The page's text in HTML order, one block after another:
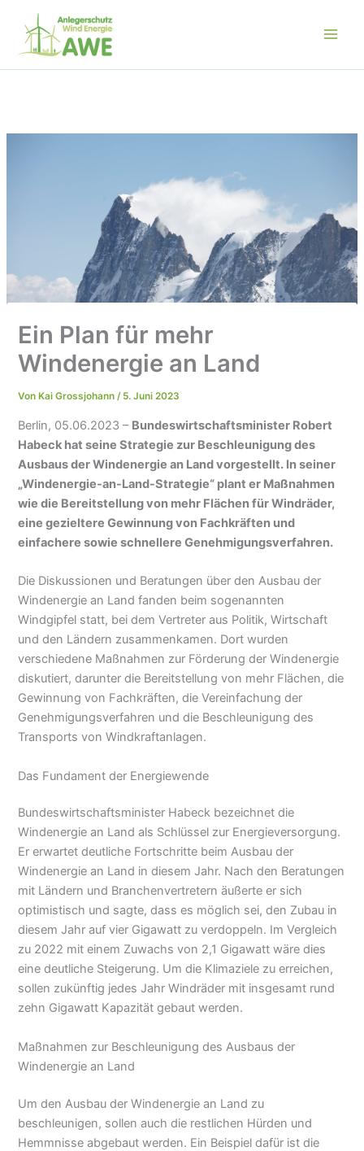
Inhalt
springen
Ein Plan für mehr
Windenergie an Land
Von Kai Grossjohann/ 5. Juni 2023
Berlin, 05.06.2023 – Bundeswirtschaftsminister Robert
Habeck hat seine Strategie zur Beschleunigung des
Ausbaus der Windenergie an Land vorgestellt. In seiner
„Windenergie-an-Land-Strategie“ plant er Maßnahmen
wie die Bereitstellung von mehr Flächen für Windräder,
eine gezieltere Gewinnung von Fachkräften und
einfachere sowie schnellere Genehmigungsverfahren.
Die Diskussionen und Beratungen über den Ausbau der
Windenergie an Land fanden beim sogenannten
Windgipfel statt, bei dem Vertreter aus Politik, Wirtschaft
und den Ländern zusammenkamen. Dort wurden
verschiedene Maßnahmen zur Förderung der Windenergie
diskutiert, darunter die Bereitstellung von mehr Flächen, die
Gewinnung von Fachkräften, die Vereinfachung der
Genehmigungsverfahren und die Beschleunigung des
Transports von Windkraftanlagen.
Das Fundament der Energiewende
Bundeswirtschaftsminister Habeck bezeichnet die
Windenergie an Land als Schlüssel zur Energieversorgung.
Er erwartet deutliche Fortschritte beim Ausbau der
Windenergie an Land in diesem Jahr. Nach den Beratungen
mit Ländern und Branchenvertretern äußerte er sich
optimistisch und sagte, dass es möglich sei, den Zubau in
diesem Jahr auf vier Gigawatt zu verdoppeln. Im Vergleich
zu 2022 mit einem Zuwachs von 2,1 Gigawatt wäre dies
eine deutliche Steigerung. Um die Klimaziele zu erreichen,
sollen zukünftig jedes Jahr Windräder mit insgesamt rund
zehn Gigawatt Kapazität gebaut werden.
Maßnahmen zur Beschleunigung des Ausbaus der
Windenergie an Land
Um den Ausbau der Windenergie an Land zu
beschleunigen, sollen auch die restlichen Hürden und
Hemmnisse abgebaut werden. Ein Beispiel dafür ist die